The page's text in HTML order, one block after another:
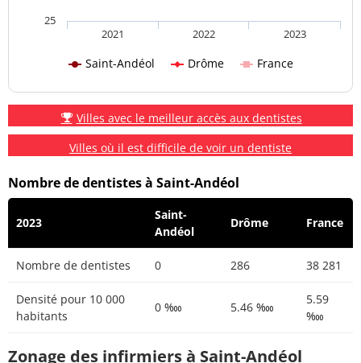
Saint-Andéol Drôme France
2021 2022 2023
25
Villes avec le meilleur accès aux dentistes
Villes où il est difficile de voir un dentiste
Nombre de dentistes à Saint-Andéol
2023
Saint-
Andéol
Drôme France
Nombre de dentistes 0 286 38 281
Densité pour 10 000
habitants
0 ‱ 5.46 ‱
5.59
‱
Zonage des infirmiers à Saint-Andéol